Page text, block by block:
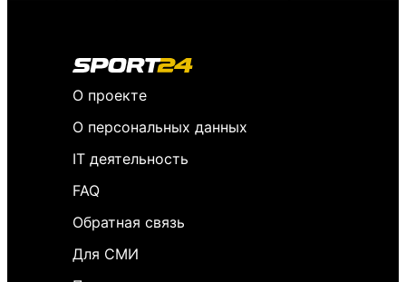
О проекте
О персональных данных
IT деятельность
FAQ
Обратная связь
Для СМИ